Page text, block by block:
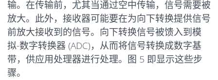
输。在传输前，尤其当通过空中传输，信号需要被
放大。此外，接收器可能要在为向下转换提供信号
前放大接收到的信号。向下转换信号被馈入到模
拟-数字转换器 (ADC)，从而将信号转换成数字基
带，供应用处理器进行处理。图 5 即显示这些步
骤。